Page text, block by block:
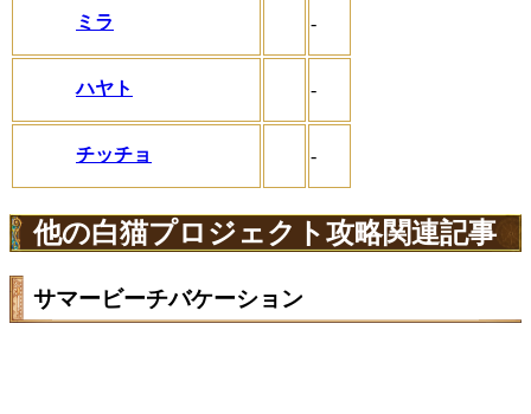
ミラ -
ハヤト -
チッチョ -
他の白猫プロジェクト攻略関連記事
サマービーチバケーション